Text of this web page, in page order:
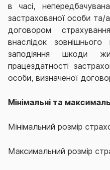
в часі,
застрахованої особи та/
договором
внаслідок
заподіяння шкоди
працездатності
особи, визначеної
Мінімальні та
Мінімальний розмір
Максимальний розмір